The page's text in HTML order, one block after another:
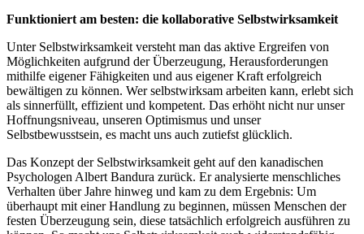
Funktioniert am besten: die kollaborative Selbstwirksamkeit
Unter Selbstwirksamkeit versteht man das aktive Ergreifen von
Möglichkeiten aufgrund der Überzeugung, Herausforderungen
mithilfe eigener Fähigkeiten und aus eigener Kraft erfolgreich
bewältigen zu können. Wer selbstwirksam arbeiten kann, erlebt sich
als sinnerfüllt, effizient und kompetent. Das erhöht nicht nur unser
Hoffnungsniveau, unseren Optimismus und unser
Selbstbewusstsein, es macht uns auch zutiefst glücklich.
Das Konzept der Selbstwirksamkeit geht auf den kanadischen
Psychologen Albert Bandura zurück. Er analysierte menschliches
Verhalten über Jahre hinweg und kam zu dem Ergebnis: Um
überhaupt mit einer Handlung zu beginnen, müssen Menschen der
festen Überzeugung sein, diese tatsächlich erfolgreich ausführen zu